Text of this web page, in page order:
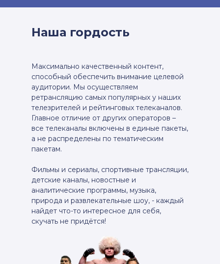
Максимально качественный контент,
способный обеспечить внимание целевой
аудитории. Мы осуществляем
ретрансляцию самых популярных у наших
телезрителей и рейтинговых телеканалов.
Главное отличие от других операторов –
все телеканалы включены в единые пакеты,
а не распределены по тематическим
пакетам.
Фильмы и сериалы, спортивные трансляции,
детские каналы, новостные и
аналитические программы, музыка,
природа и развлекательные шоу, - каждый
найдет что-то интересное для себя,
скучать не придётся!
Наша гордость